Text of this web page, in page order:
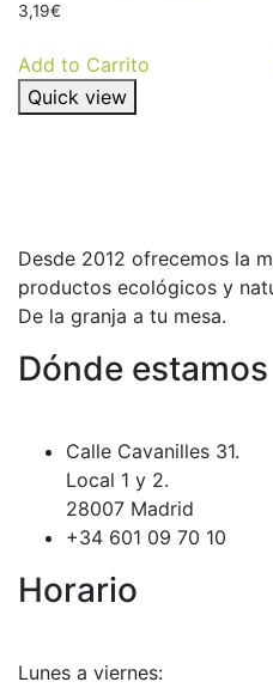
3,19€
Add to Carrito
Quick view
Desde 2012 ofrecemos la
productos ecológicos y
De la granja a tu mesa.
Dónde estamos
Calle Cavanilles 31.
Local 1 y 2.
28007 Madrid
+34 601 09 70 10
Horario
Lunes a viernes: